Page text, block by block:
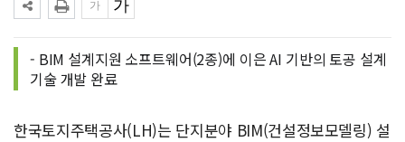
- BIM 설계지원 소프트웨어(2종)에 이은 AI 기반의 토공 설계
기술 개발 완료
한국토지주택공사(LH)는 단지분야 BIM(건설정보모델링) 설